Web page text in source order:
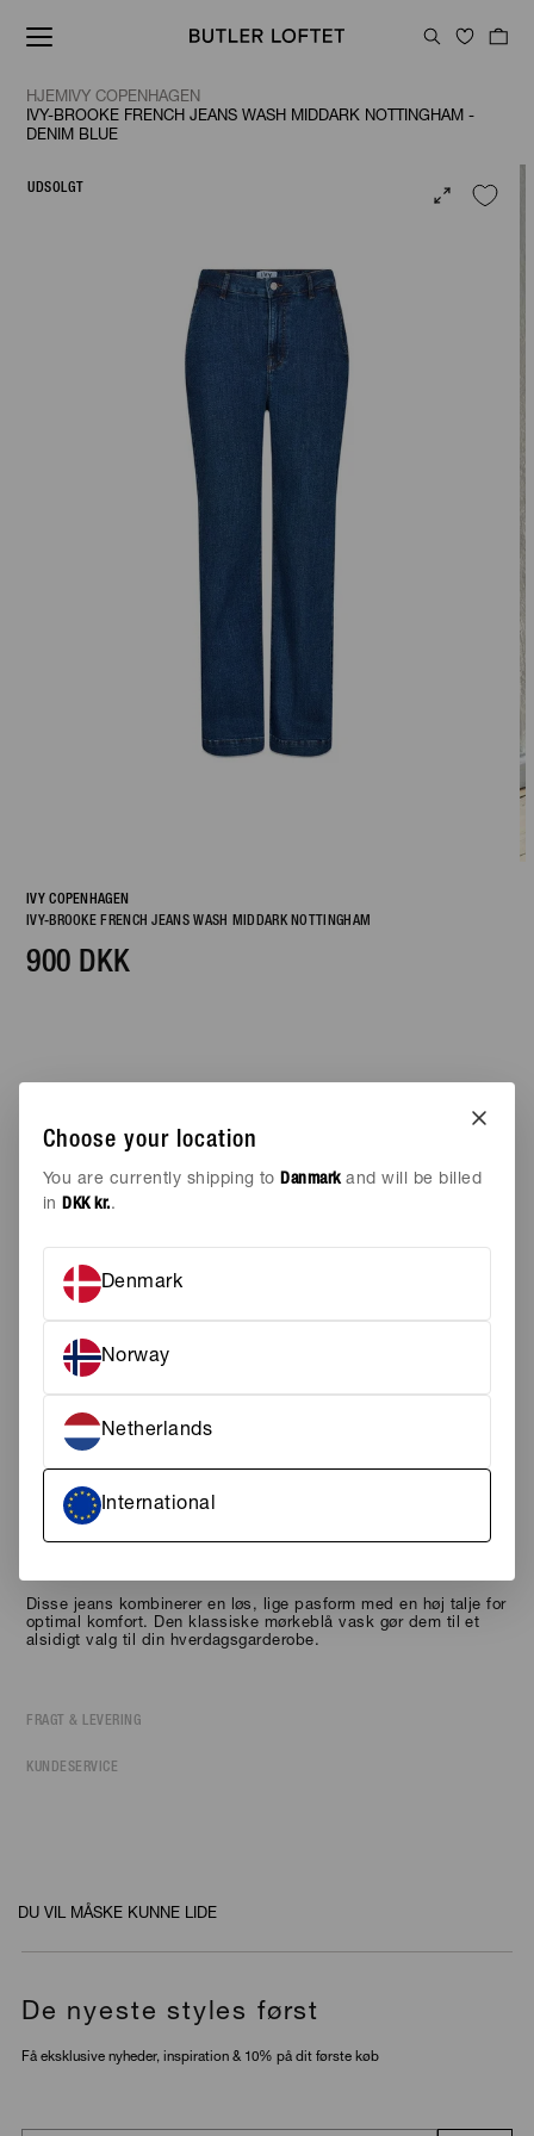
Choose your location
You are currently shipping toDanmarkand will be billed
inDKK kr..
Denmark
Norway
Netherlands
International
HJEMIVY COPENHAGEN
IVY-BROOKE FRENCH JEANS WASH MIDDARK NOTTINGHAM -
DENIM BLUE
UDSOLGT
IVY COPENHAGEN
IVY-BROOKE FRENCH JEANS WASH MIDDARK NOTTINGHAM
900 DKK
27/32
31/32
KOMMER PÅ LAGER IGEN
Tilføj til ønskeskyen
PASFORM LOOSE, STRAIGHT
Løs pasform med lige ben
Disse jeans kombinerer en løs, lige pasform med en høj talje for
optimal komfort. Den klassiske mørkeblå vask gør dem til et
alsidigt valg til din hverdagsgarderobe.
FRAGT & LEVERING
KUNDESERVICE
DU VIL MÅSKE KUNNE LIDE
De nyeste styles først
Få eksklusive nyheder, inspiration & 10% på dit første køb